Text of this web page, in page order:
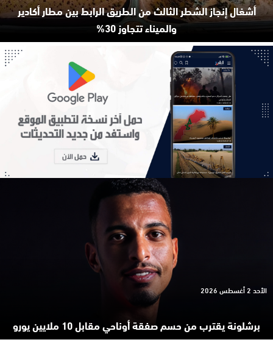
أشغال إنجاز الشطر الثالث من الطريق الرابط بين مطار أكادير
والميناء تتجاوز 30%
برشلونة يقترب من حسم صفقة أوناحي مقابل 10 ملايين يورو
الأحد 2 أغسطس 2026